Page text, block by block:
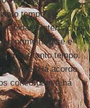
tempo ele
internacional
a primeira fase e
durar tanto tempo,
Há acordo
concordam e há